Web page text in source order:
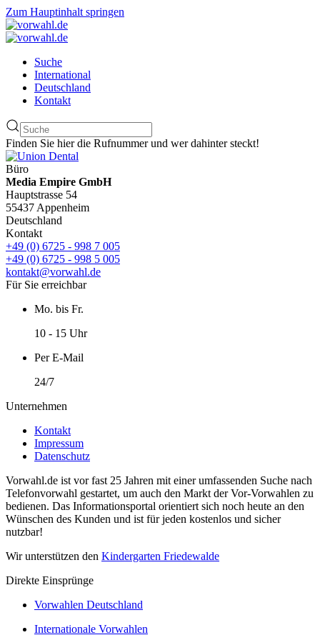
Zum Hauptinhalt springen
Suche
International
Deutschland
Kontakt
Finden Sie hier die Rufnummer und wer dahinter steckt!
Büro
Media Empire GmbH
Hauptstrasse 54
55437 Appenheim
Deutschland
Kontakt
+49 (0) 6725 - 998 7 005
+49 (0) 6725 - 998 5 005
kontakt@vorwahl.de
Für Sie erreichbar
Mo. bis Fr.
10 - 15 Uhr
Per E-Mail
24/7
Unternehmen
Kontakt
Impressum
Datenschutz
Vorwahl.de ist vor fast 25 Jahren mit einer umfassenden Suche nach
Telefonvorwahl gestartet, um auch den Markt der Vor-Vorwahlen zu
bedienen. Das Informationsportal orientiert sich noch heute an den
Wünschen des Kunden und ist für jeden kostenlos und sicher
nutzbar!
Wir unterstützen den Kindergarten Friedewalde
Direkte Einsprünge
Vorwahlen Deutschland
Internationale Vorwahlen